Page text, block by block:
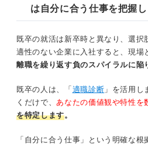
は自分に合う仕事を把握し
既卒の就活は新卒時と異なり、選択
適性のない企業に入社すると、現場
離職を繰り返す負のスパイラルに陥
既卒の人は、「 適職診断 」を活用し
くだけで、 あなたの価値観や特性を
を特定します。
「自分に合う仕事」という明確な